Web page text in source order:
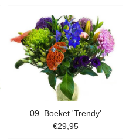
09. Boeket 'Trendy'
€29,95